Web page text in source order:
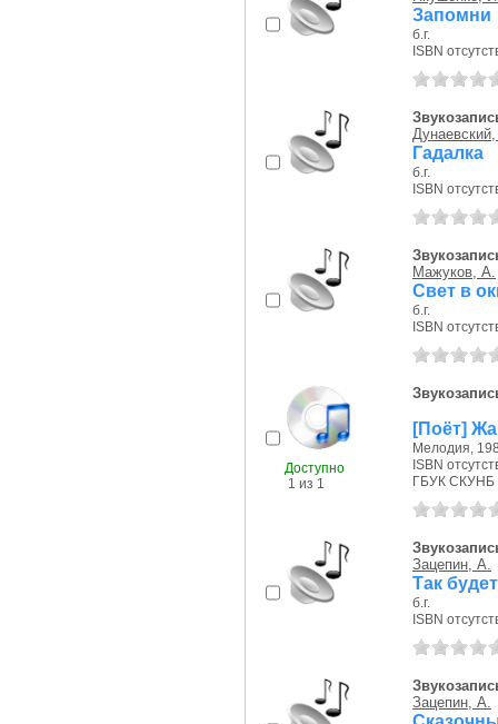
Запомни
б.г.
ISBN
Гадалка
б.г.
ISBN
Мажуков, А.
Свет в
б.г.
ISBN
Доступно
1 из 1
[Поёт]
Мелодия,
ISBN
ГБУК
Зацепин, А.
Так
б.г.
ISBN
Зацепин, А.